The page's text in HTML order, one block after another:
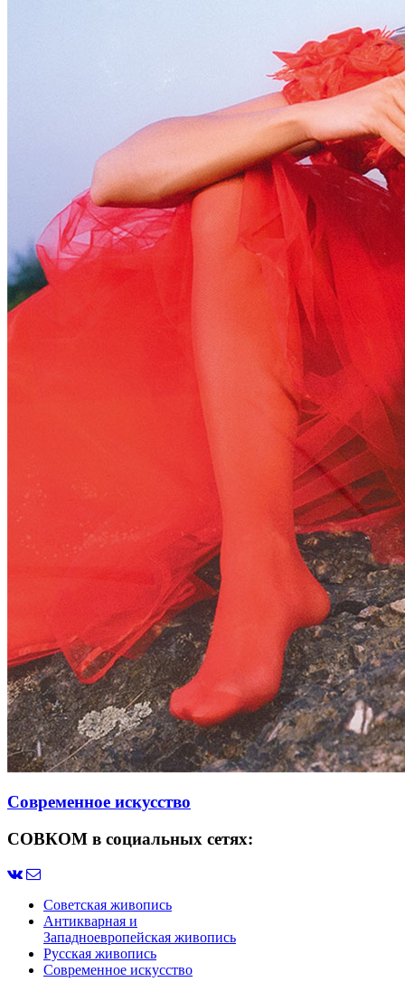
Современное искусство
СОВКОМ в социальных сетях:
Советская живопись
Антикварная и
Западноевропейская живопись
Русская живопись
Современное искусство